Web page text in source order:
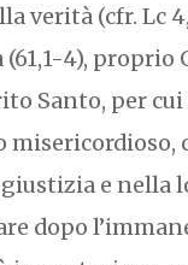
verità (cfr. Lc
4), proprio
Santo, per
e nella
dopo